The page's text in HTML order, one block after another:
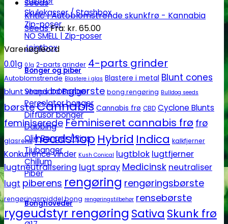
Skulekasser / Stashbox
Zip-poser
NO SMELL | Zip-poser
Jointbox
Bonger og piber
Standard Bonger
Percolator bonger
Diffusor bonger
Dabbing
Olie Bonger / Rigs
Tjubanger
Chillum
Piber
Bonghoveder
Kritic | Autoblomstrende skunkfrø - Kannabia
SeedsFra: kr. 65.00
Varenøgleord
0.01g 0.1g 2-parts grinder 4-parts grinder
Autoblomstrende Blastere i glas Blastere i metal Blunt cones
blunt wrapsbongbørste bong rengøring Bulldog seeds
børsteCannabis Cannabis frø CBD Cyclone Blunts
feminiseredeFeminiseret cannabis frø frø
glasrens headshop Hybrid Indica kalkfjerner
Konkurrence vinder Kush Conical lugtblok lugtfjerner
lugtneutralisering lugt spray Medicinsk neutraliser
lugt piberens rengøring rengøringsbørste
rengøringsmiddel bong rengøringstilbehør rensebørste
rygeudstyr rengøring Sativa Skunk frø